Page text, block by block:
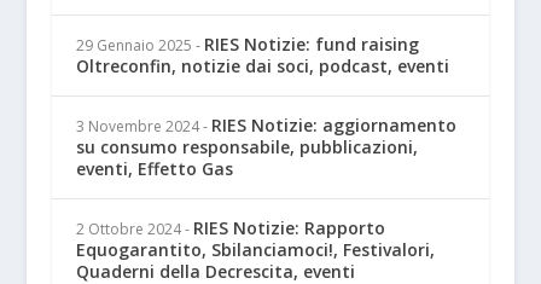
29 Gennaio 2025 - RIES Notizie: fund raising
Oltreconfin, notizie dai soci, podcast, eventi
3 Novembre 2024 - RIES Notizie: aggiornamento
su consumo responsabile, pubblicazioni,
eventi, Effetto Gas
2 Ottobre 2024 - RIES Notizie: Rapporto
Equogarantito, Sbilanciamoci!, Festivalori,
Quaderni della Decrescita, eventi